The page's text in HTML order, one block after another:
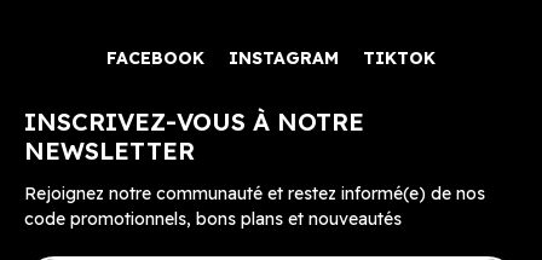
FACEBOOK INSTAGRAM TIKTOK
INSCRIVEZ-VOUS À NOTRE
NEWSLETTER
Rejoignez notre communauté et restez informé(e) de nos
code promotionnels, bons plans et nouveautés